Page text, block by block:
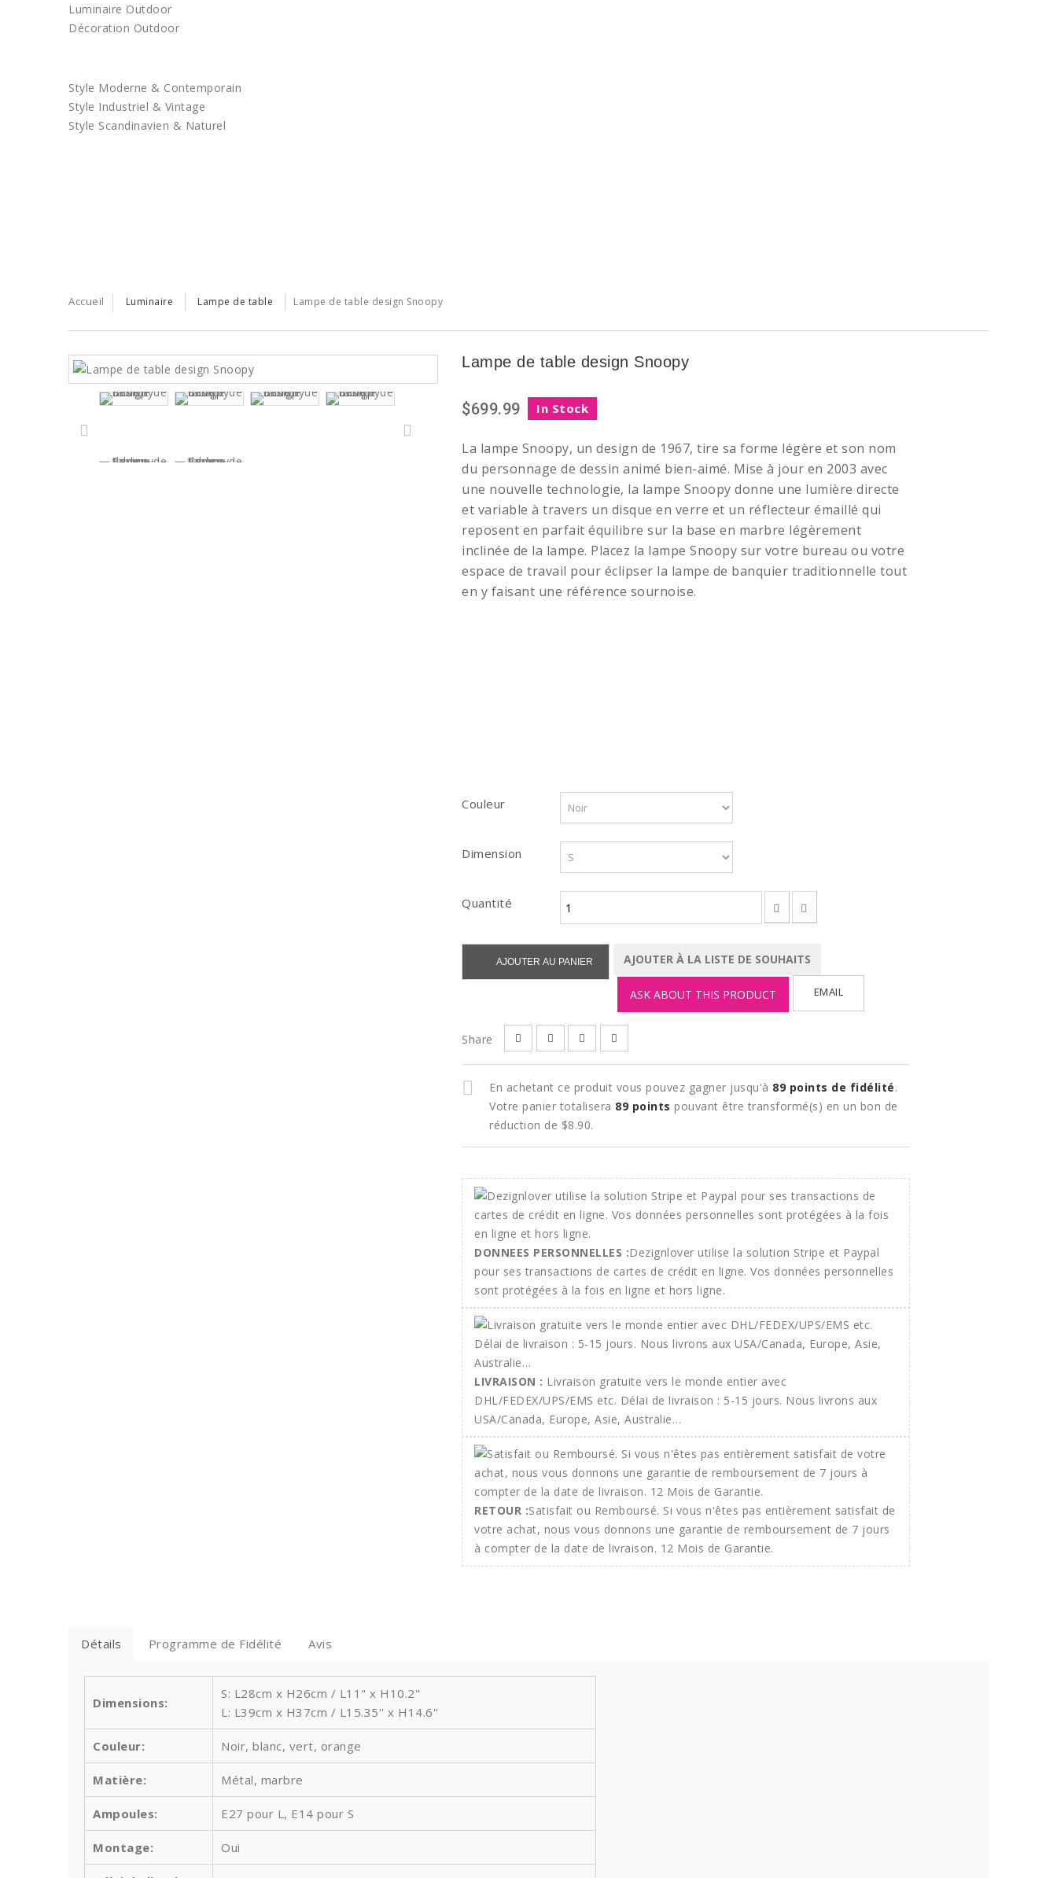
Luminaire Outdoor
Décoration Outdoor
Style Moderne & Contemporain
Style Industriel & Vintage
Style Scandinavien & Naturel
Accueil Luminaire Lampe de table Lampe de table design Snoopy
Lampe de table design Snoopy
$699.99 In Stock
La lampe Snoopy, un design de 1967, tire sa forme légère et son nom
du personnage de dessin animé bien-aimé. Mise à jour en 2003 avec
une nouvelle technologie, la lampe Snoopy donne une lumière directe
et variable à travers un disque en verre et un réflecteur émaillé qui
reposent en parfait équilibre sur la base en marbre légèrement
inclinée de la lampe. Placez la lampe Snoopy sur votre bureau ou votre
espace de travail pour éclipser la lampe de banquier traditionnelle tout
en y faisant une référence sournoise.
Couleur
Dimension
Quantité
AJOUTER AU PANIER AJOUTER À LA LISTE DE SOUHAITS
ASK ABOUT THIS PRODUCT EMAIL
Share
En achetant ce produit vous pouvez gagner jusqu'à 89 points de fidélité.
Votre panier totalisera 89 points pouvant être transformé(s) en un bon de
réduction de $8.90.
DONNEES PERSONNELLES :Dezignlover utilise la solution Stripe et Paypal
pour ses transactions de cartes de crédit en ligne. Vos données personnelles
sont protégées à la fois en ligne et hors ligne.
LIVRAISON : Livraison gratuite vers le monde entier avec
DHL/FEDEX/UPS/EMS etc. Délai de livraison : 5-15 jours. Nous livrons aux
USA/Canada, Europe, Asie, Australie…
RETOUR :Satisfait ou Remboursé. Si vous n'êtes pas entièrement satisfait de
votre achat, nous vous donnons une garantie de remboursement de 7 jours
à compter de la date de livraison. 12 Mois de Garantie.
Détails Programme de Fidélité Avis
Dimensions:
S: L28cm x H26cm / L11" x H10.2"
L: L39cm x H37cm / L15.35'' x H14.6''
Couleur: Noir, blanc, vert, orange
Matière: Métal, marbre
Ampoules: E27 pour L, E14 pour S
Montage: Oui